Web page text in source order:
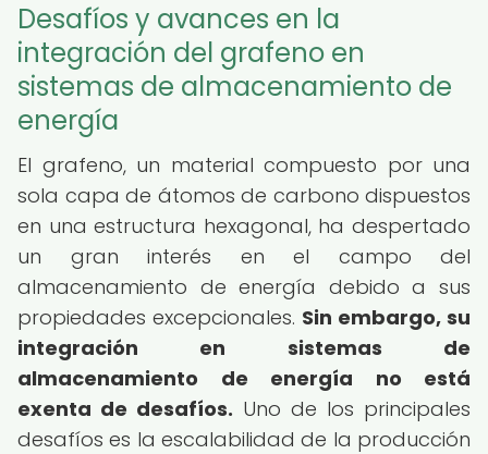
Desafíos y avances en la
integración del grafeno en
sistemas de almacenamiento de
energía
El grafeno, un material compuesto por una
sola capa de átomos de carbono dispuestos
en una estructura hexagonal, ha despertado
un gran interés en el campo del
almacenamiento de energía debido a sus
propiedades excepcionales. Sin embargo, su
integración en sistemas de
almacenamiento de energía no está
exenta de desafíos. Uno de los principales
desafíos es la escalabilidad de la producción